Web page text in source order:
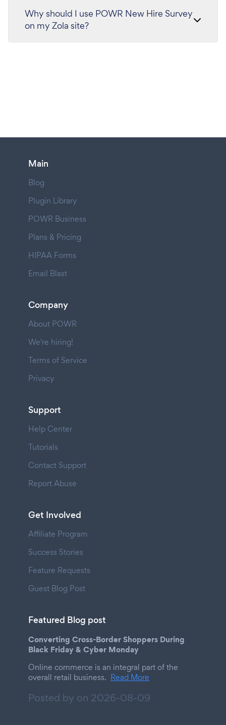
Why should I use POWR New Hire Survey
on my Zola site?
Main
Blog
Plugin Library
POWR Business
Plans & Pricing
HIPAA Forms
Email Blast
Company
About POWR
We're hiring!
Terms of Service
Privacy
Support
Help Center
Tutorials
Contact Support
Report Abuse
Get Involved
Affiliate Program
Success Stories
Feature Requests
Guest Blog Post
Featured Blog post
Converting Cross-Border Shoppers During
Black Friday & Cyber Monday
Online commerce is an integral part of the
overall retail business. Read More
Posted by on 2026-08-09